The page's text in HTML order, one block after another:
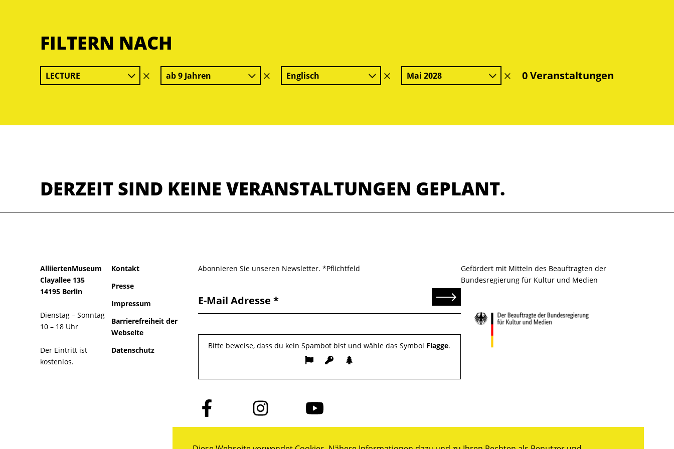
FILTERN NACH
LECTURE
Filter
löschen
ab 9 Jahren
Filter
löschen
Englisch
Filter
löschen
Mai 2028
Filter0 Veranstaltungen
DERZEIT SIND KEINE VERANSTALTUNGEN GEPLANT.
AlliiertenMuseum
Clayallee 135
14195 Berlin
Dienstag – Sonntag
10 – 18 Uhr
Der Eintritt ist
kostenlos.
Kontakt
Presse
Impressum
Barrierefreiheit der
Webseite
Datenschutz
Abonnieren Sie unseren Newsletter. *Pflichtfeld
E-Mail Adresse Senden
Bitte beweise, dass du kein Spambot bist und wähle das Symbol Flagge.
Folge
uns
auf
Folge
uns
auf
Folge
uns
auf
Gefördert mit Mitteln des Beauftragten der
Bundesregierung für Kultur und Medien